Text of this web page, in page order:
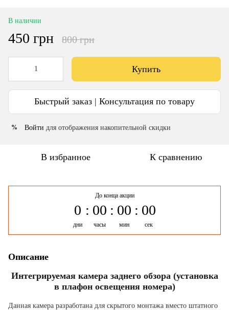
В наличии
450 грн 800 грн
Купить
Быстрый заказ | Консультация по товару
% Войти для отображения накопительной скидки
В избранное К сравнению
До конца акции
0
дни
00
часы
00
мин
00
сек
Описание
Интегрируемая камера заднего обзора (установка
в плафон освещения номера)
Данная камера разработана для скрытого монтажа вместо штатного